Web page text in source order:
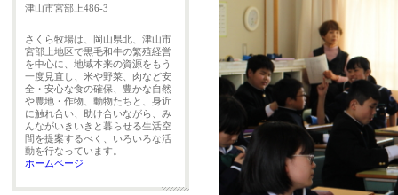
津山市宮部上486-3
さくら牧場は、岡山県北、津山市
宮部上地区で黒毛和牛の繁殖経営
を中心に、地域本来の資源をもう
一度見直し、米や野菜、肉など安
全・安心な食の確保、豊かな自然
や農地・作物、動物たちと、身近
に触れ合い、助け合いながら、み
んながいきいきと暮らせる生活空
間を提案するべく、いろいろな活
動を行なっています。
ホームページ